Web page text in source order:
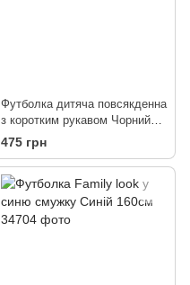
Футболка дитяча повсякденна
з коротким рукавом Чорний
150см
475 грн